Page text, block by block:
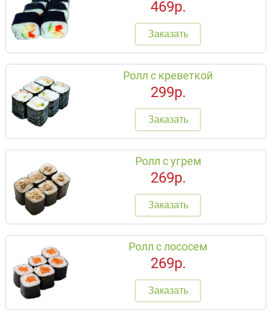
469р.
Заказать
Ролл с креветкой
299р.
Заказать
Ролл с угрем
269р.
Заказать
Ролл с лососем
269р.
Заказать